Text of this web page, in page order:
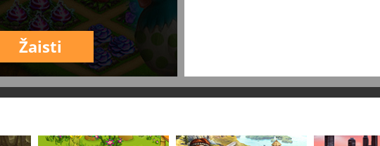
Žaisti